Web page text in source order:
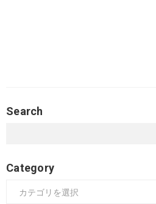
Search
Category